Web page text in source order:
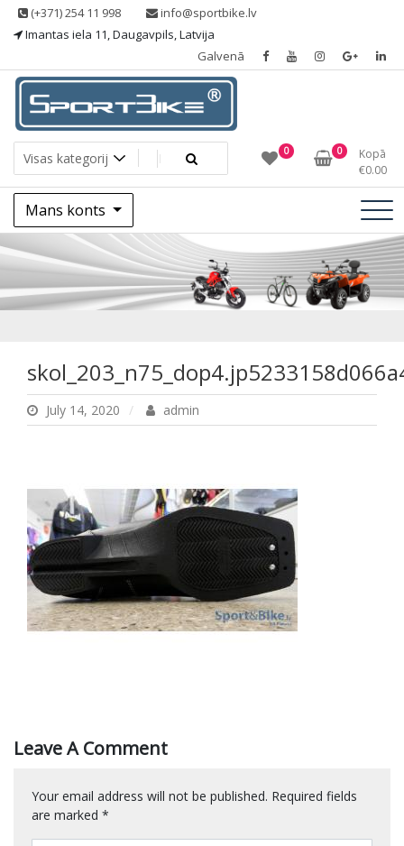
Skip (+371) 254 11 998
info@sportbike.lv
Imantas iela 11, Daugavpils, Latvija
Galvenā
Sportbike
Sporting goods 0 0
Kopā
€0.00
Mans konts
July 14, 2020 admin
Leave A Comment
Your email address will not be published. Required fields
are marked *